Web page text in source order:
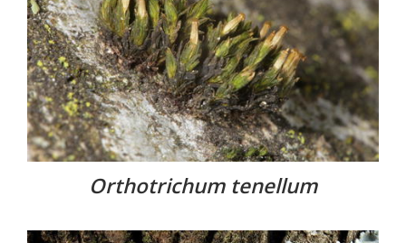
Orthotrichum tenellum